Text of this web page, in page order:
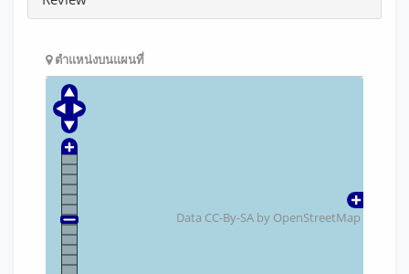
ตำแหน่งบนแผนที่
Data CC-By-SA by OpenStreetMap